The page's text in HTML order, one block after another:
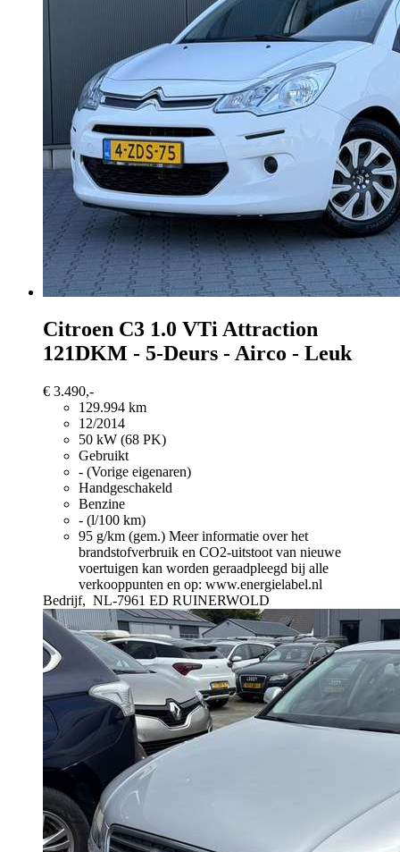
Citroen C3 1.0 VTi Attraction
121DKM - 5-Deurs - Airco - Leuk
€ 3.490,-
129.994 km
12/2014
50 kW (68 PK)
Gebruikt
- (Vorige eigenaren)
Handgeschakeld
Benzine
- (l/100 km)
95 g/km (gem.) Meer informatie over het
brandstofverbruik en CO2-uitstoot van nieuwe
voertuigen kan worden geraadpleegd bij alle
verkooppunten en op: www.energielabel.nl
Bedrijf, NL-7961 ED RUINERWOLD